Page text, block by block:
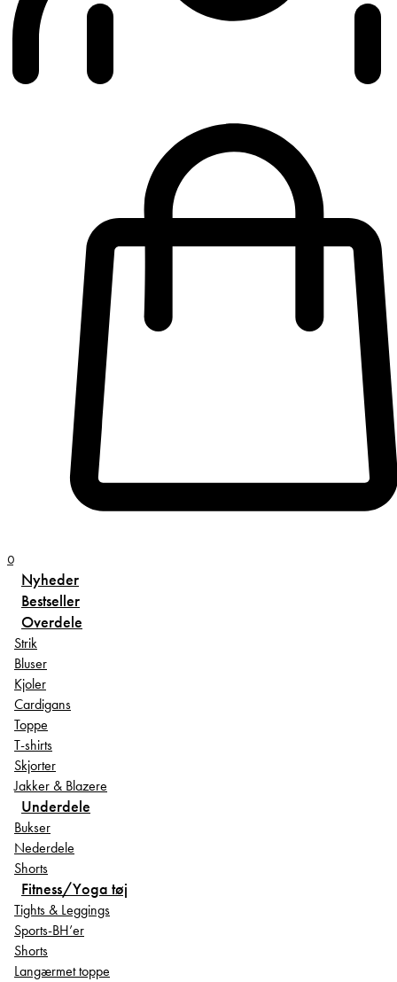
0
Nyheder
Bestseller
Overdele
Strik
Bluser
Kjoler
Cardigans
Toppe
T-shirts
Skjorter
Jakker & Blazere
Underdele
Bukser
Nederdele
Shorts
Fitness/Yoga tøj
Tights & Leggings
Sports-BH’er
Shorts
Langærmet toppe